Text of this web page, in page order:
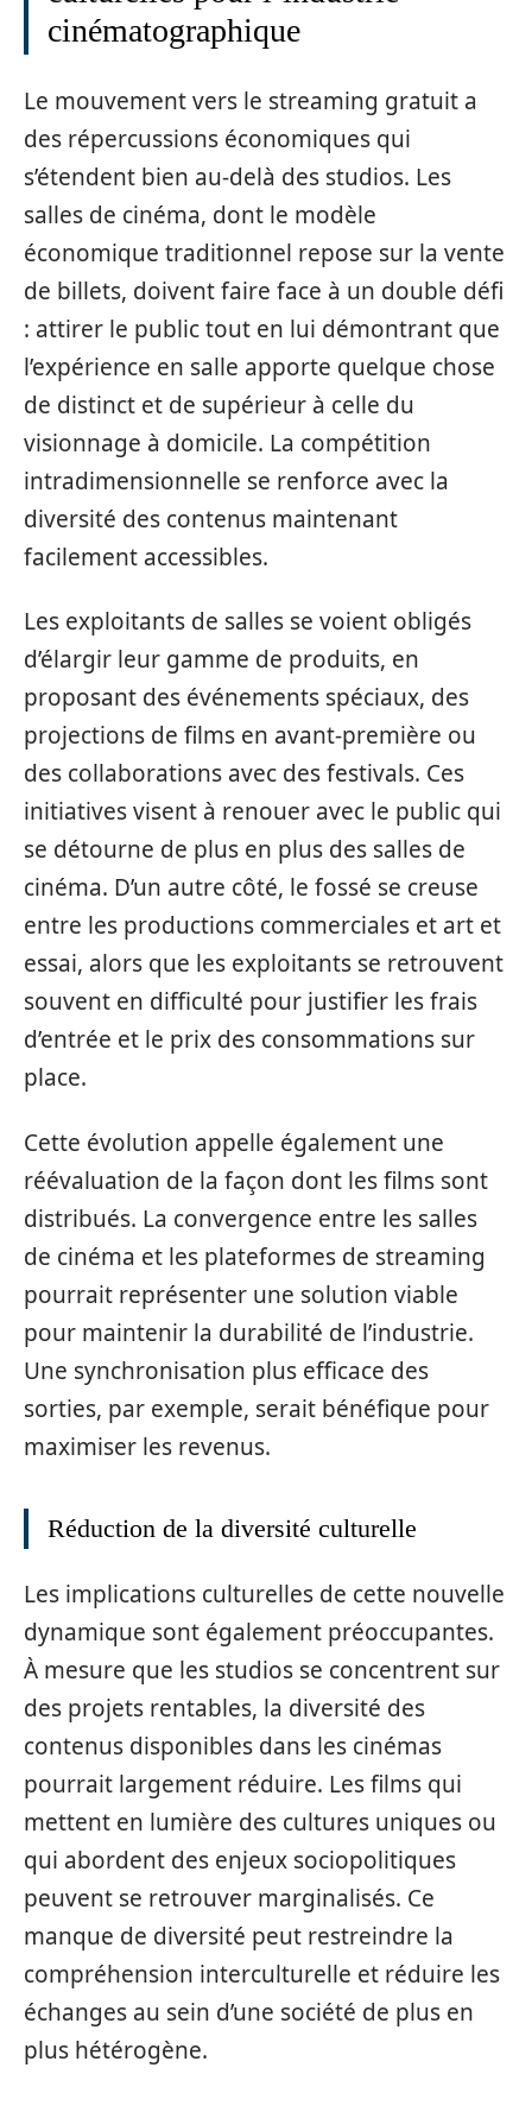
cinématographique
Le mouvement vers le streaming gratuit a
des répercussions économiques qui
s’étendent bien au-delà des studios. Les
salles de cinéma, dont le modèle
économique traditionnel repose sur la vente
de billets, doivent faire face à un double défi
: attirer le public tout en lui démontrant que
l’expérience en salle apporte quelque chose
de distinct et de supérieur à celle du
visionnage à domicile. La compétition
intradimensionnelle se renforce avec la
diversité des contenus maintenant
facilement accessibles.
Les exploitants de salles se voient obligés
d’élargir leur gamme de produits, en
proposant des événements spéciaux, des
projections de films en avant-première ou
des collaborations avec des festivals. Ces
initiatives visent à renouer avec le public qui
se détourne de plus en plus des salles de
cinéma. D’un autre côté, le fossé se creuse
entre les productions commerciales et art et
essai, alors que les exploitants se retrouvent
souvent en difficulté pour justifier les frais
d’entrée et le prix des consommations sur
place.
Cette évolution appelle également une
réévaluation de la façon dont les films sont
distribués. La convergence entre les salles
de cinéma et les plateformes de streaming
pourrait représenter une solution viable
pour maintenir la durabilité de l’industrie.
Une synchronisation plus efficace des
sorties, par exemple, serait bénéfique pour
maximiser les revenus.
Réduction de la diversité culturelle
Les implications culturelles de cette nouvelle
dynamique sont également préoccupantes.
À mesure que les studios se concentrent sur
des projets rentables, la diversité des
contenus disponibles dans les cinémas
pourrait largement réduire. Les films qui
mettent en lumière des cultures uniques ou
qui abordent des enjeux sociopolitiques
peuvent se retrouver marginalisés. Ce
manque de diversité peut restreindre la
compréhension interculturelle et réduire les
échanges au sein d’une société de plus en
plus hétérogène.